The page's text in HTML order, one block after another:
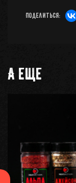
Поделиться:
А еще